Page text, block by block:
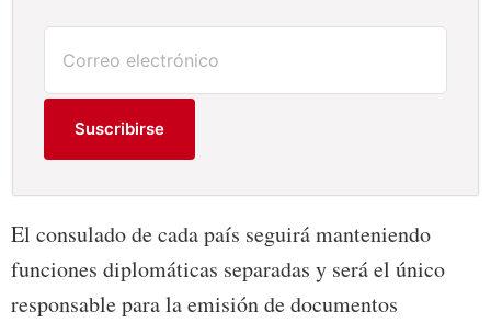
Suscribirse
El consulado de cada país seguirá manteniendo
funciones diplomáticas separadas y será el único
responsable para la emisión de documentos